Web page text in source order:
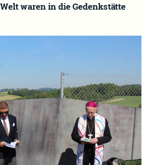
waren in die Gedenkstätte